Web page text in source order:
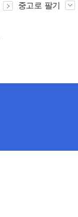
중고로 팔기